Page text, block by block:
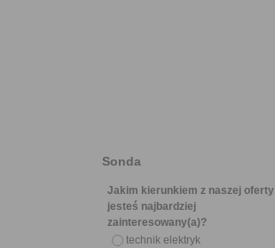
Sonda
Jakim kierunkiem z naszej oferty
jesteś najbardziej
zainteresowany(a)?
technik elektryk